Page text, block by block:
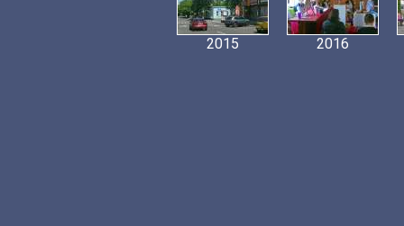
2015 2016